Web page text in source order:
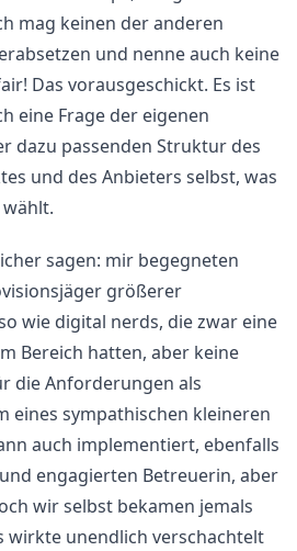
mag keinen der anderen
und nenne auch keine
Das vorausgeschickt. Es ist
eine Frage der eigenen
dazu passenden Struktur des
und des Anbieters selbst, was
sagen: mir begegneten
größerer
wie digital nerds, die zwar eine
Bereich hatten, aber keine
die Anforderungen als
eines sympathischen kleineren
auch implementiert, ebenfalls
engagierten Betreuerin, aber
wir selbst bekamen jemals
wirkte unendlich verschachtelt